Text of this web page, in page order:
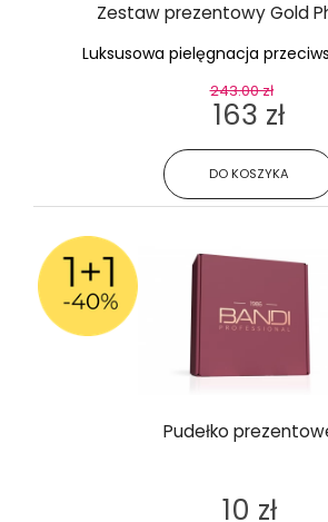
Zestaw prezentowy Gold
Luksusowa pielęgnacja
DO KOSZYKA
243.00 zł
163 zł
Pudełko
10 zł